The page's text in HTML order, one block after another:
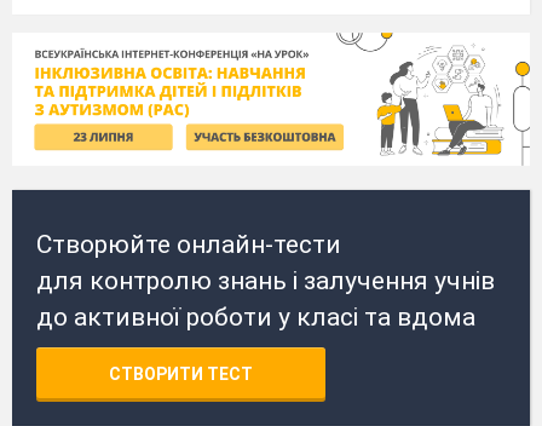
Створюйте онлайн-тести
для контролю знань і залучення учнів
до активної роботи у класі та вдома
СТВОРИТИ ТЕСТ